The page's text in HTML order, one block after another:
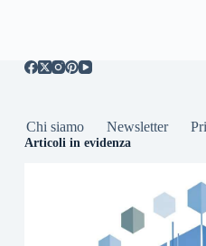
Chi siamo Newsletter
Articoli in evidenza